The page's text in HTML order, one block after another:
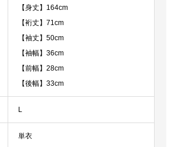
【身丈】164cm
【裄丈】71cm
【袖丈】50cm
【袖幅】36cm
【前幅】28cm
【後幅】33cm
L
単衣